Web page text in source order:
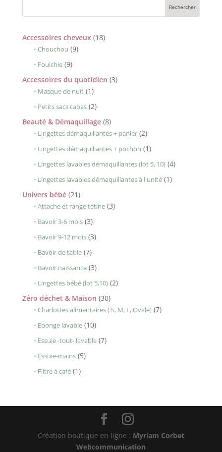
Accessoires cheveux 1818
Chouchou 99
Foulchie 99
produits
Accessoires du quotidien 33
Masque de nuit 11
produit
Petits sacs cabas 22
produits
Beauté & Démaquillage 88
produits
Lingettes démaquillantes + panier 22
produits
Lingettes démaquillantes + pochon 11
produit
Lingettes lavables démaquillantes (lot 5, 10) 44
Lingettes lavables démaquillantes à l'unité 11
Univers bébé 2121
produits
Attache et range tétine 33
Bavoir 3-6 mois 33
produits
Bavoir 9-12 mois 33
Bavoir de table 77
produits
Bavoir naissance 33
produits
Lingettes bébé (lot 5,10) 22
Zéro déchet & Maison 3030
produits
Charlottes alimentaires ( S, M, L, Ovale) 77
Eponge lavable 1010
produits
Essuie -tout- lavable 77
Essuie-mains 55
Filtre à café 11
Création boutique en ligne : Myriam Corbet
Webcommunication